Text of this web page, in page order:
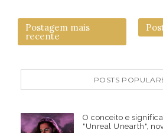
Postagem mais
recente
POSTS
O conceito e
"Unreal Unearth",